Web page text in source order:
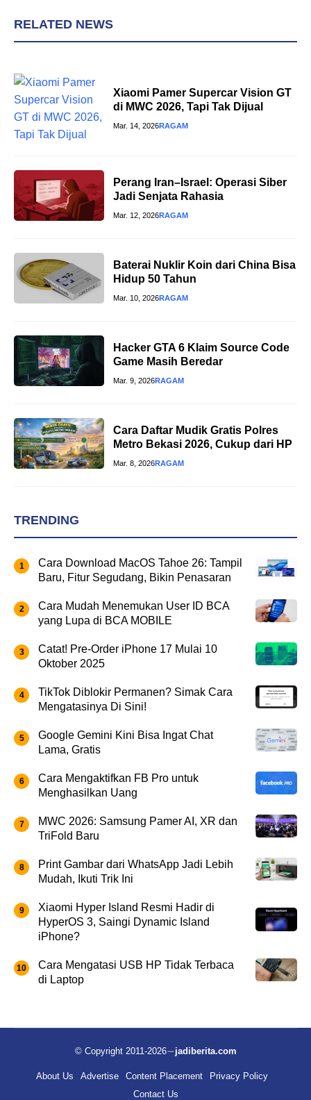
RELATED NEWS
Xiaomi Pamer Supercar Vision GT
di MWC 2026, Tapi Tak Dijual
Mar. 14, 2026RAGAM
Perang Iran–Israel: Operasi Siber
Jadi Senjata Rahasia
Mar. 12, 2026RAGAM
Baterai Nuklir Koin dari China Bisa
Hidup 50 Tahun
Mar. 10, 2026RAGAM
Hacker GTA 6 Klaim Source Code
Game Masih Beredar
Mar. 9, 2026RAGAM
Cara Daftar Mudik Gratis Polres
Metro Bekasi 2026, Cukup dari HP
Mar. 8, 2026RAGAM
TRENDING
Cara Download MacOS Tahoe 26: Tampil
Baru, Fitur Segudang, Bikin Penasaran
Cara Mudah Menemukan User ID BCA
yang Lupa di BCA MOBILE
Catat! Pre-Order iPhone 17 Mulai 10
Oktober 2025
TikTok Diblokir Permanen? Simak Cara
Mengatasinya Di Sini!
Google Gemini Kini Bisa Ingat Chat
Lama, Gratis
Cara Mengaktifkan FB Pro untuk
Menghasilkan Uang
MWC 2026: Samsung Pamer AI, XR dan
TriFold Baru
Print Gambar dari WhatsApp Jadi Lebih
Mudah, Ikuti Trik Ini
Xiaomi Hyper Island Resmi Hadir di
HyperOS 3, Saingi Dynamic Island
iPhone?
Cara Mengatasi USB HP Tidak Terbaca
di Laptop
© Copyright 2011-2026 jadiberita.com
About Us Advertise Content Placement
Privacy Policy
Contact Us